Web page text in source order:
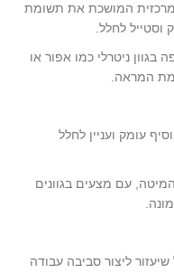
המושכת את תשומת
וסטייל לחלל.
ניטרלי כמו אפור או
המראה.
עומק ועניין לחלל
עם מצעים בגוונים
ליצור סביבה עבודה